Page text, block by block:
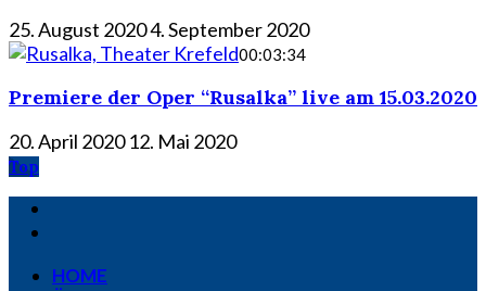
25. August 20204. September 2020
00:03:34
Premiere der Oper “Rusalka” live am 15.03.2020
20. April 2020 12. Mai 2020
Top
HOME